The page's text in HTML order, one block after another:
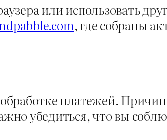
или использовать
, где собраны
платежей.
убедиться, что вы